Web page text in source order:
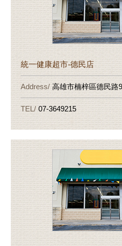
統一健康超市-德民店
高雄市楠梓區德民路
07-3649215